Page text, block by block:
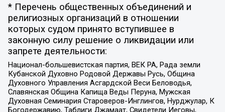
* Перечень общественных объединений и
религиозных организаций в отношении
которых судом принято вступившее в
законную силу решение о ликвидации или
запрете деятельности:
Национал-большевистская партия, ВЕК РА, Рада земли
Кубанской Духовно Родовой Державы Русь, Община
Духовного Управления Асгардской Веси Беловодья,
Славянская Община Капища Веды Перуна, Мужская
Духовная Семинария Староверов-Инглингов, Нурджулар, К
Богодержавию, Таблиги Джамаат, Свидетели Иеговы,